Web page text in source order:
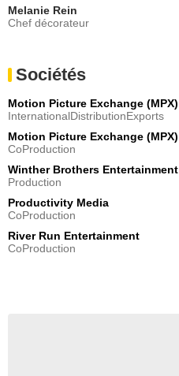
Melanie Rein
Chef décorateur
Sociétés
Motion Picture Exchange (MPX)
InternationalDistributionExports
Motion Picture Exchange (MPX)
CoProduction
Winther Brothers Entertainment
Production
Productivity Media
CoProduction
River Run Entertainment
CoProduction